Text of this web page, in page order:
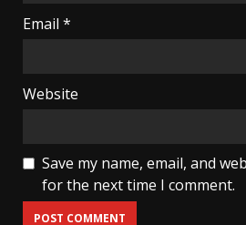
Email *
Website
Save my name, email, and
for the next time I comment.